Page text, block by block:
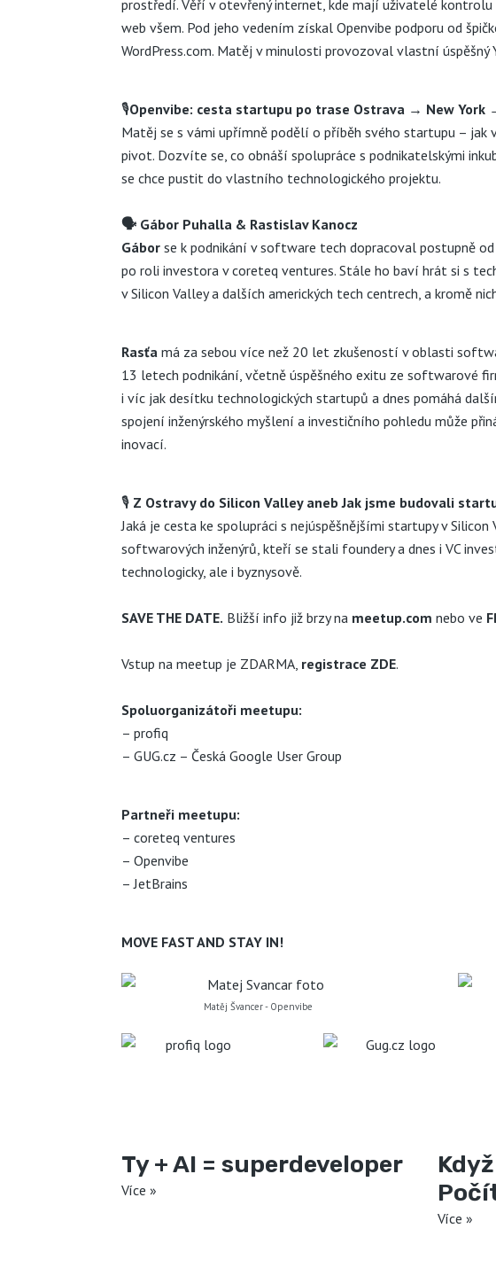
prostředí. Věří v otevřený internet, kde mají uživatelé
web všem. Pod jeho vedením získal Openvibe podporu od
WordPress.com. Matěj v minulosti provozoval vlastní úspěšný
🎙️Openvibe: cesta startupu po trase Ostrava → New York
Matěj se s vámi upřímně podělí o příběh svého startupu –
pivot. Dozvíte se, co obnáší spolupráce s podnikatelskými
se chce pustit do vlastního technologického projektu.
🗣 Gábor Puhalla & Rastislav Kanocz
Gábor se k podnikání v software tech dopracoval postupně
po roli investora vcoreteq ventures. Stále ho baví hrát si s
v Silicon Valley a dalších amerických tech centrech, a kromě
Rasťa má za sebou více než 20 let zkušeností v oblasti
13 letech podnikání, včetně úspěšného exitu ze softwarové
i víc jak desítku technologických startupů a dnes pomáhá
spojení inženýrského myšlení a investičního pohledu může
inovací.
🎙️ Z Ostravy do Silicon Valley aneb Jak jsme budovali
Jaká je cesta ke spolupráci s nejúspěšnějšími startupy v
softwarových inženýrů, kteří se stali foundery a dnes i VC
technologicky, ale i byznysově.
SAVE THE DATE. Bližší info již brzy na meetup.com nebo ve
Vstup na meetup je ZDARMA, registrace ZDE.
Spoluorganizátoři meetupu:
– profiq
– GUG.cz – Česká Google User Group
Partneři meetupu:
– coreteq ventures
– Openvibe
–JetBrains
MOVE FAST AND STAY IN!
Matěj Švancer - Openvibe
Ty + AI = superdeveloper
Více »
Více »